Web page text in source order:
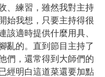
、練習，雖然我對主持
始我想，只要主持得很
該適時提供什麼用具、
亂的。直到節目主持了
們，還常得到大師們的
經明白這道菜還要加點